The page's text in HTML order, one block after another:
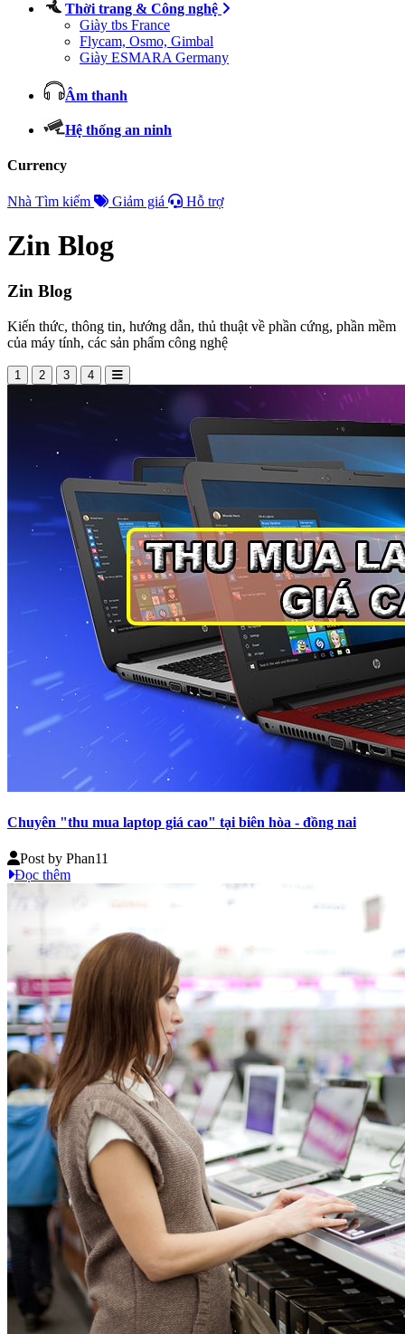
Thời trang & Công nghệ
Giày tbs France
Flycam, Osmo, Gimbal
Giày ESMARA Germany
Âm thanh
Hệ thống an ninh
Currency
Nhà Tìm kiếm Giảm giá Hỗ trợ
Zin Blog
Zin Blog
Kiến thức, thông tin, hướng dẫn, thủ thuật về phần cứng, phần mềm
của máy tính, các sản phẩm công nghệ
1 2 3 4
Chuyên "thu mua laptop giá cao" tại biên hòa - đồng nai
Post by Phan11
Đọc thêm